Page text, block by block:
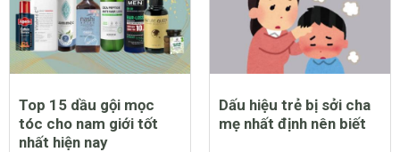
Top 15 dầu gội mọc
tóc cho nam giới tốt
nhất hiện nay
Dấu hiệu trẻ bị sởi cha
mẹ nhất định nên biết